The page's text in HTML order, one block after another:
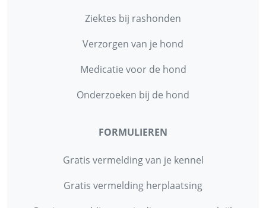
Ziektes bij rashonden
Verzorgen van je hond
Medicatie voor de hond
Onderzoeken bij de hond
FORMULIEREN
Gratis vermelding van je kennel
Gratis vermelding herplaatsing